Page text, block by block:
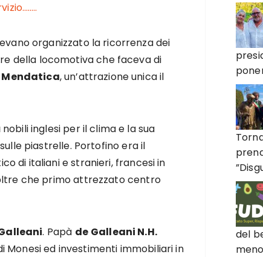
organizzato la ricorrenza dei
della locomotiva che faceva di
Mendatica, un’attrazione unica il
inglesi per il clima e la sua
piastrelle. Portofino era il
di italiani e stranieri, francesi in
che primo attrezzato centro
. Papà de Galleani N.H.
Monesi ed investimenti immobiliari in
del